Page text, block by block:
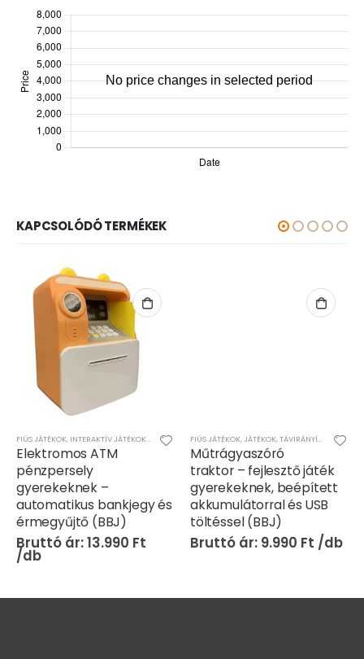
KAPCSOLÓDÓ TERMÉKEK
FIÚS JÁTÉKOK, INTERAKTÍV JÁTÉKOK,JÁTÉKOK LÁNYOS JÁTÉKOK
Elektromos ATM
pénzpersely
gyerekeknek –
automatikus bankjegy és
érmegyűjtő (BBJ)
13.990 Ft
FIÚS JÁTÉKOK,JÁTÉKOK,TÁVIRÁNYÍTÓS/RC JÁTÉKOK
Műtrágyaszóró
traktor – fejlesztő játék
gyerekeknek, beépített
akkumulátorral és USB
töltéssel (BBJ)
9.990 Ft